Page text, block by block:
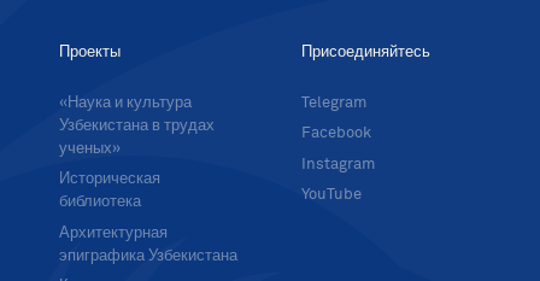
Проекты
«Наука и культура
Узбекистана в трудах
ученых»
Историческая
библиотека
Архитектурная
эпиграфика Узбекистана
Присоединяйтесь
Telegram
Facebook
Instagram
YouTube